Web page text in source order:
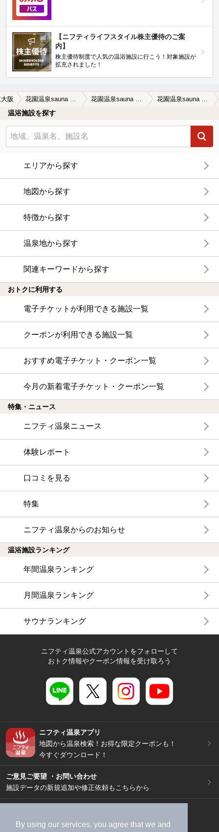
By using our services, you agree that we and
【ニフティライフスタイル株主優待のご案
内】
株主優待制度で人気の温浴施設に行こう！対象施設が
拡充されました！
阪
温浴施設を探す
エリアから探す
地図から探す
特徴から探す
温泉地から探す
関連キーワードから探す
おトクに利用する
電子チケットが利用できる施設一覧
クーポンが利用できる施設一覧
おすすめ電子チケット・クーポン一覧
今月の新着電子チケット・クーポン一覧
特集・ニュース
ニフティ温泉ニュース
体験レポート
口コミを見る
特集
ニフティ温泉からのお知らせ
温浴施設ランキング
年間温泉ランキング
月間温泉ランキング
サウナランキング
ニフティ温泉公式アカウントをフォローして
おトク情報やクーポン情報を受け取ろう
ニフティ温泉アプリ
地図から温泉検索！お得な限定クーポンも！
今すぐダウンロード！
ご意見ご要望 ・お問い合わせ
施設データの新規追加や修正依頼もこちらから
加盟店募集（資料請求）
広告出稿のご案内